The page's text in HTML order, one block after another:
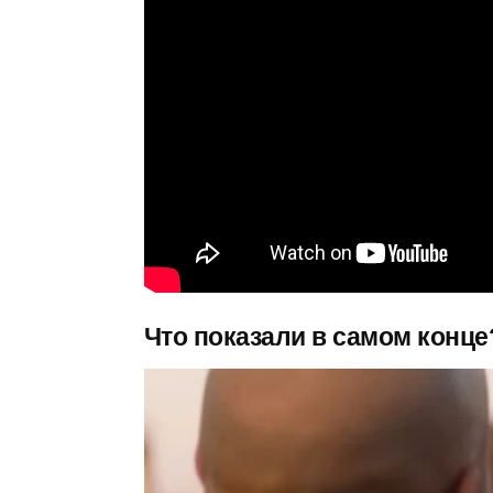
Что показали в самом